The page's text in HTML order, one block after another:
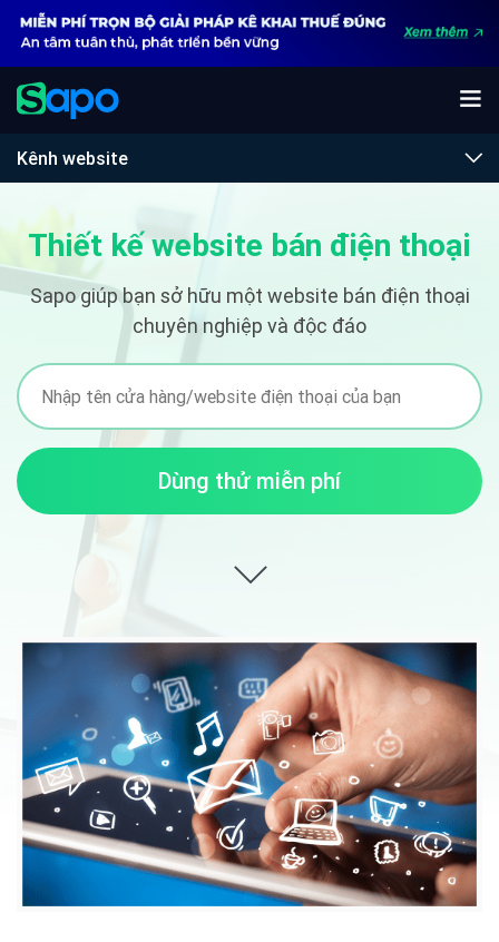
Kênh website
Thiết kế website bán điện thoại
Sapo giúp bạn sở hữu một website bán điện thoại
chuyên nghiệp và độc đáo
Dùng thử miễn phí